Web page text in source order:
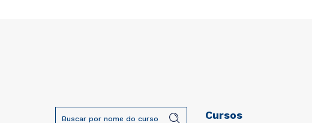
Cursos